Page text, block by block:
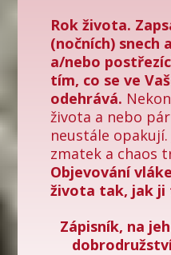
Rok života.
(nočních) snech
a/nebo
tím, co se ve
odehrává.
života a nebo
neustále opakují.
zmatek a chaos
Objevování
života tak, jak ji
Zápisník, na